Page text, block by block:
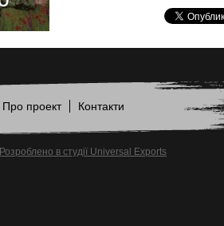
Про проект Контакти
Розроблено в студії Universal Exports